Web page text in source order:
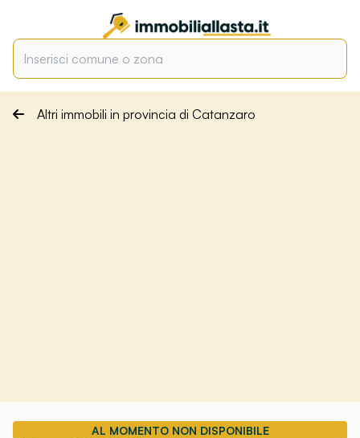
Altri immobili in provincia di Catanzaro
AL MOMENTO NON DISPONIBILE